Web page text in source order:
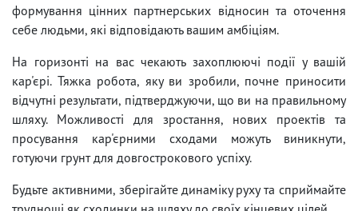
формування цінних партнерських відносин та оточення
себе людьми, які відповідають вашим амбіціям.
На горизонті на вас чекають захоплюючі події у вашій
кар'єрі. Тяжка робота, яку ви зробили, почне приносити
відчутні результати, підтверджуючи, що ви на правильному
шляху. Можливості для зростання, нових проектів та
просування кар'єрними сходами можуть виникнути,
готуючи грунт для довгострокового успіху.
Будьте активними, зберігайте динаміку руху та сприймайте